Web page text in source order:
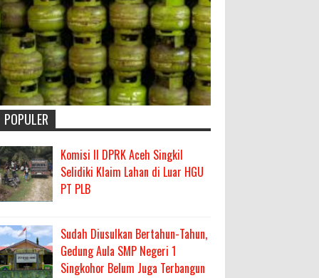
POPULER
Komisi II DPRK Aceh Singkil
Selidiki Klaim Lahan di Luar HGU
PT PLB
Sudah Diusulkan Bertahun-Tahun,
Gedung Aula SMP Negeri 1
Singkohor Belum Juga Terbangun